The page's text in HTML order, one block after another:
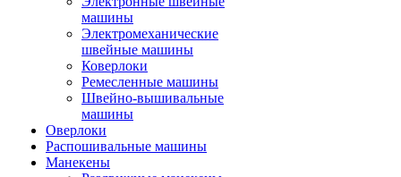
машины
Электромеханические
швейные машины
Коверлоки
Ремесленные машины
Швейно-вышивальные
машины
Оверлоки
Распошивальные машины
Манекены